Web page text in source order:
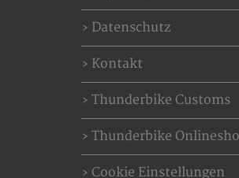
Datenschutz
Kontakt
Thunderbike Customs
Thunderbike
Cookie Einstellungen